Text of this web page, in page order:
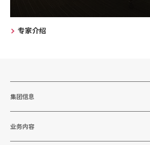
专家介绍
集团信息
业务内容